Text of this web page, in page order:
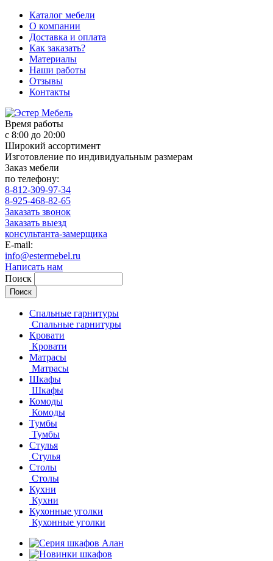
Каталог мебели
О компании
Доставка и оплата
Как заказать?
Материалы
Наши работы
Отзывы
Контакты
Время работы
с 8:00 до 20:00
Широкий ассортимент
Изготовление по индивидуальным размерам
Заказ мебели
по телефону:
8-812-309-97-34
8-925-468-82-65
Заказать звонок
Заказать выезд
консультанта-замерщика
E-mail:
info@estermebel.ru
Написать нам
Поиск
Спальные гарнитуры
Спальные гарнитуры
Кровати
Кровати
Матрасы
Матрасы
Шкафы
Шкафы
Комоды
Комоды
Тумбы
Тумбы
Стулья
Стулья
Столы
Столы
Кухни
Кухни
Кухонные уголки
Кухонные уголки